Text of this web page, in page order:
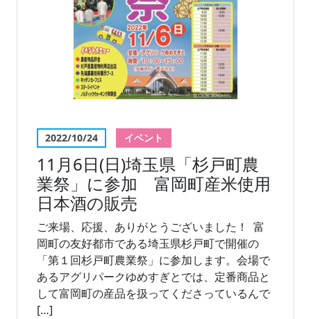
2022/10/24 イベント
11月6日(日)埼玉県「杉戸町農
業祭」に参加 富岡町産米使用
日本酒の販売
ご来場、応援、ありがとうございました！ 富
岡町の友好都市である埼玉県杉戸町で開催の
「第１回杉戸町農業祭」に参加します。会場で
あるアグリパークゆめすぎとでは、定番商品と
して富岡町の産品を扱ってくださっているんで
[…]